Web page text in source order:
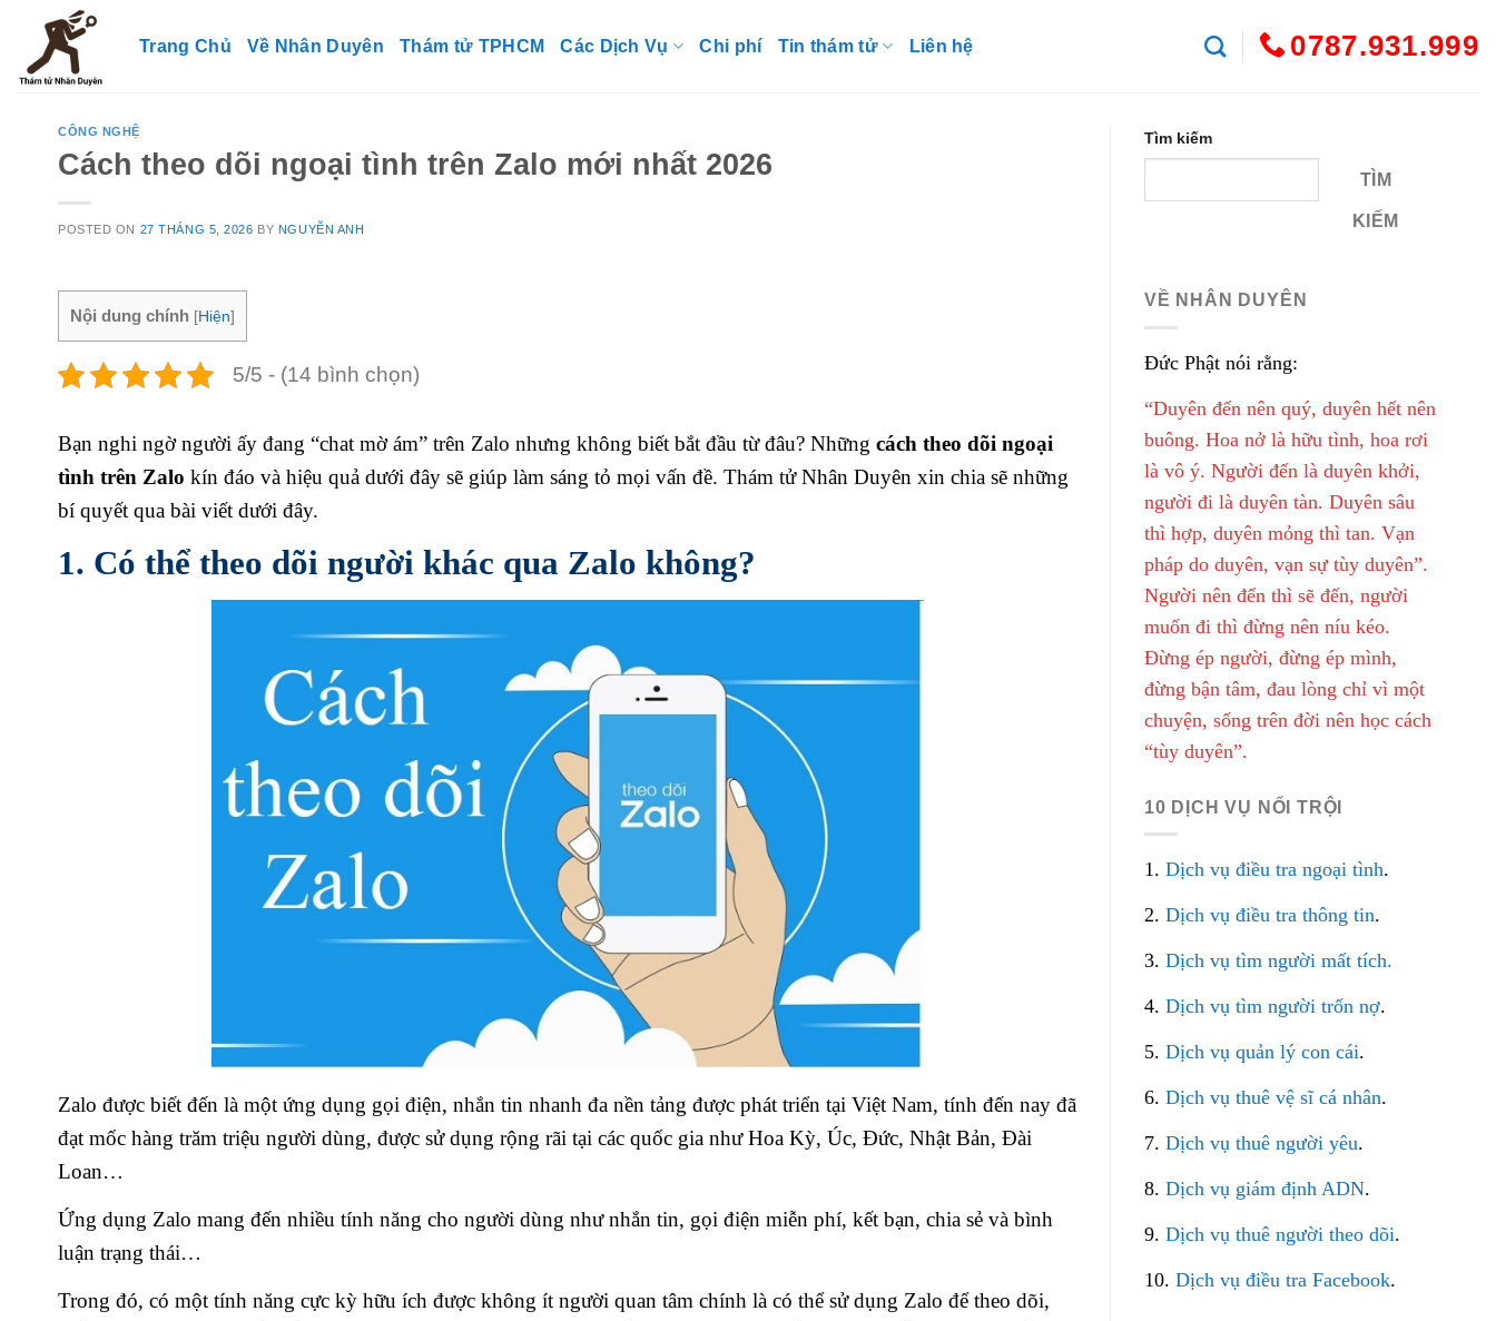
content
Trang Chủ Về Nhân Duyên Thám tử TPHCM Các Dịch Vụ Chi phí Tin thám tử Liên hệ 0787.931.999
CÔNG NGHỆ
Cách theo dõi ngoại tình trên Zalo mới nhất 2026
POSTED ON 27 THÁNG 5, 2026 BY NGUYỄN ANH
Nội dung chính [Hiện]
5/5 - (14 bình chọn)
Bạn nghi ngờ người ấy đang “chat mờ ám” trên Zalo nhưng không biết bắt đầu từ đâu? Những cách theo dõi ngoại
tình trên Zalo kín đáo và hiệu quả dưới đây sẽ giúp làm sáng tỏ mọi vấn đề. Thám tử Nhân Duyên xin chia sẽ những
bí quyết qua bài viết dưới đây.
1. Có thể theo dõi người khác qua Zalo không?
Zalo được biết đến là một ứng dụng gọi điện, nhắn tin nhanh đa nền tảng được phát triển tại Việt Nam, tính đến nay đã
đạt mốc hàng trăm triệu người dùng, được sử dụng rộng rãi tại các quốc gia như Hoa Kỳ, Úc, Đức, Nhật Bản, Đài
Loan…
Ứng dụng Zalo mang đến nhiều tính năng cho người dùng như nhắn tin, gọi điện miễn phí, kết bạn, chia sẻ và bình
luận trạng thái…
Trong đó, có một tính năng cực kỳ hữu ích được không ít người quan tâm chính là có thể sử dụng Zalo để theo dõi,
Tìm kiếm
TÌM
KIẾM
VỀ NHÂN DUYÊN
Đức Phật nói rằng:
“Duyên đến nên quý, duyên hết nên
buông. Hoa nở là hữu tình, hoa rơi
là vô ý. Người đến là duyên khởi,
người đi là duyên tàn. Duyên sâu
thì hợp, duyên mỏng thì tan. Vạn
pháp do duyên, vạn sự tùy duyên”.
Người nên đến thì sẽ đến, người
muốn đi thì đừng nên níu kéo.
Đừng ép người, đừng ép mình,
đừng bận tâm, đau lòng chỉ vì một
chuyện, sống trên đời nên học cách
“tùy duyên”.
10 DỊCH VỤ NỔI TRỘI
1. Dịch vụ điều tra ngoại tình.
2. Dịch vụ điều tra thông tin.
3. Dịch vụ tìm người mất tích.
4. Dịch vụ tìm người trốn nợ.
5. Dịch vụ quản lý con cái.
6. Dịch vụ thuê vệ sĩ cá nhân.
7. Dịch vụ thuê người yêu.
8. Dịch vụ giám định ADN.
9. Dịch vụ thuê người theo dõi.
10. Dịch vụ điều tra Facebook.